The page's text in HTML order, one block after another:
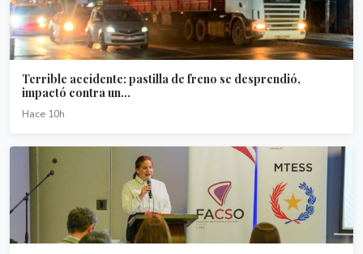
Terrible accidente: pastilla de freno se desprendió,
impactó contra un...
Hace 10h